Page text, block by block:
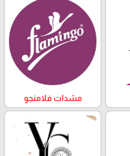
مشدات فلامنجو